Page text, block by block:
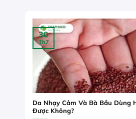
Da Nhạy Cảm Và Bà Bầu Dùng
Được Không?
30
Th7